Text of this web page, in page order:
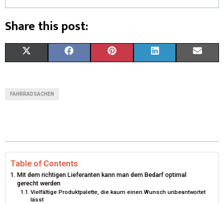
Share this post:
T
T
E
R
O
K
R
S
T
D
N
FAHRRADSACHEN
Table of Contents
Mit dem richtigen Lieferanten kann man dem Bedarf optimal
gerecht werden
Vielfältige Produktpalette, die kaum einen Wunsch unbeantwortet
lässt